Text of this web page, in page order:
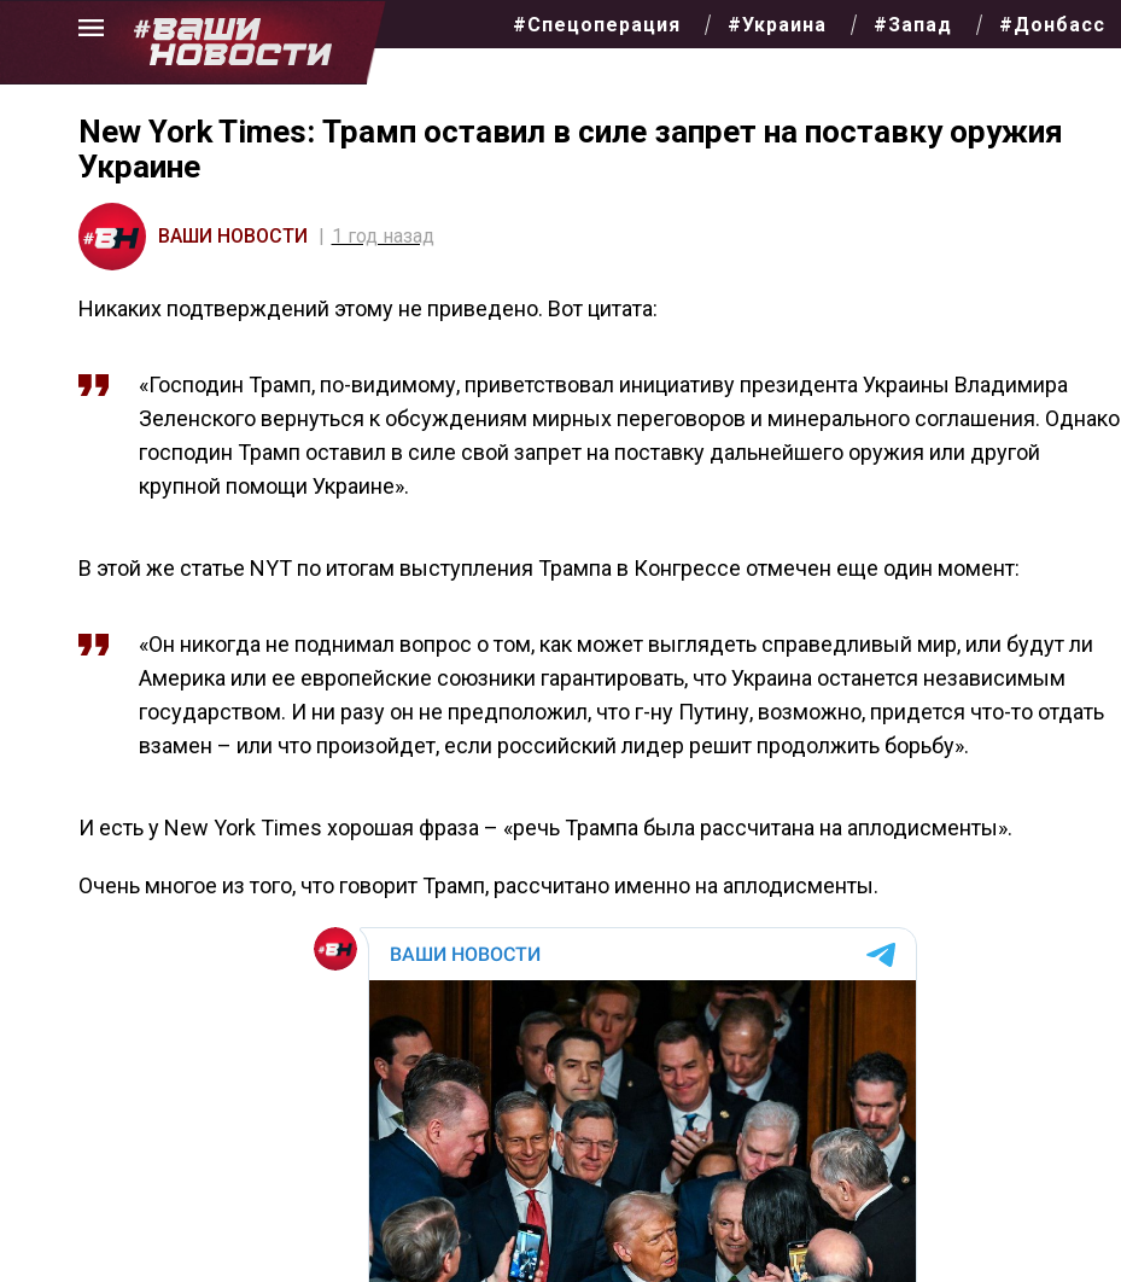
Skip
#Спецоперация #Украина #Запад #Донбасс
New York Times: Трамп оставил в силе запрет на поставку оружия
Украине
ВАШИ НОВОСТИ 1 год назад
Никаких подтверждений этому не приведено. Вот цитата:
«Господин Трамп, по-видимому, приветствовал инициативу президента Украины Владимира
Зеленского вернуться к обсуждениям мирных переговоров и минерального соглашения. Однако
господин Трамп оставил в силе свой запрет на поставку дальнейшего оружия или другой
крупной помощи Украине».
В этой же статье NYT по итогам выступления Трампа в Конгрессе отмечен еще один момент:
«Он никогда не поднимал вопрос о том, как может выглядеть справедливый мир, или будут ли
Америка или ее европейские союзники гарантировать, что Украина останется независимым
государством. И ни разу он не предположил, что г-ну Путину, возможно, придется что-то отдать
взамен – или что произойдет, если российский лидер решит продолжить борьбу».
И есть у New York Times хорошая фраза – «речь Трампа была рассчитана на аплодисменты».
Очень многое из того, что говорит Трамп, рассчитано именно на аплодисменты.